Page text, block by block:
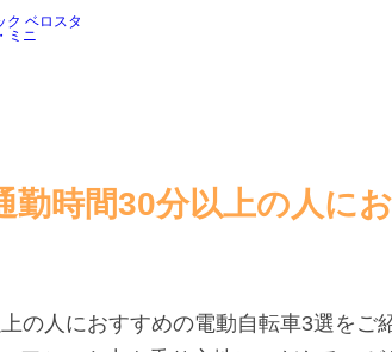
ク ベロスタ
ミニ
勤時間30分以上の人に
の人におすすめの電動自転車3選をご